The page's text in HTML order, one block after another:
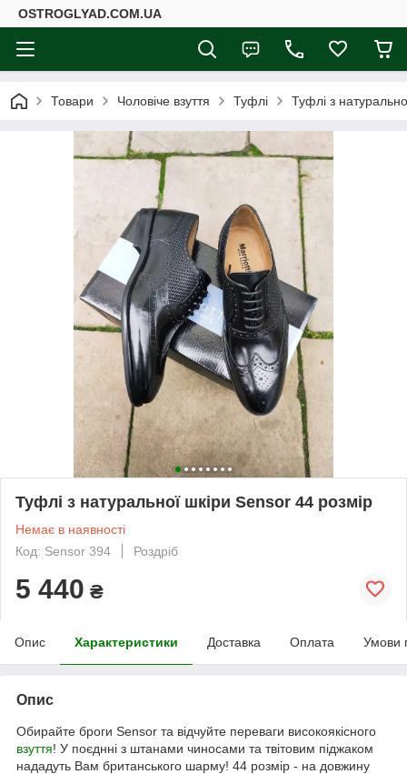
ОSTROGLYAD.СOM.UA
Товари Чоловіче взуття Туфлі Туфлі з
Туфлі з натуральної шкіри Sensor 44 розмір
Немає в наявності
Код: Sensor 394
Роздріб
5 440 ₴
Опис Характеристики Доставка Оплата Умови
Опис
Обирайте броги Sensor та відчуйте переваги високоякісного
взуття! У поєднні з штанами чиносами та твітовим піджаком
нададуть Вам британського шарму! 44 розмір - на довжину